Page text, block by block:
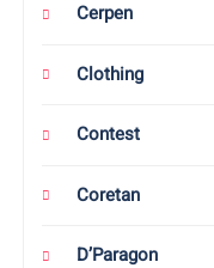
Cerpen
Clothing
Contest
Coretan
D’Paragon